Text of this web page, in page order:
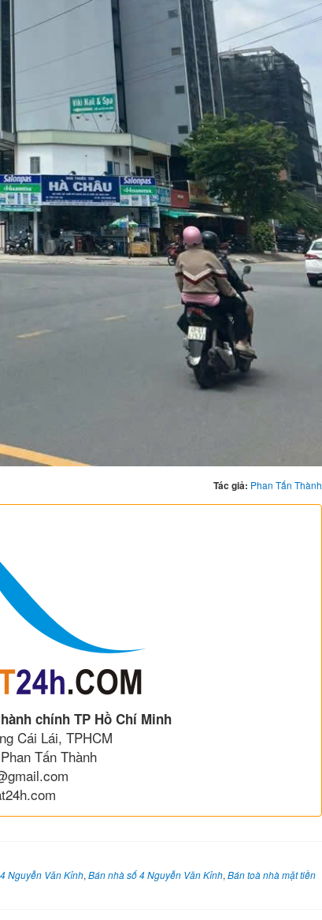
Tác giả: Phan Tấn Thành
chính TP Hồ Chí Minh
Cái Lái, TPHCM
Tấn Thành
Nguyễn Văn Kỉnh, Bán nhà số 4 Nguyễn Văn Kỉnh, Bán toà nhà mặt tiền